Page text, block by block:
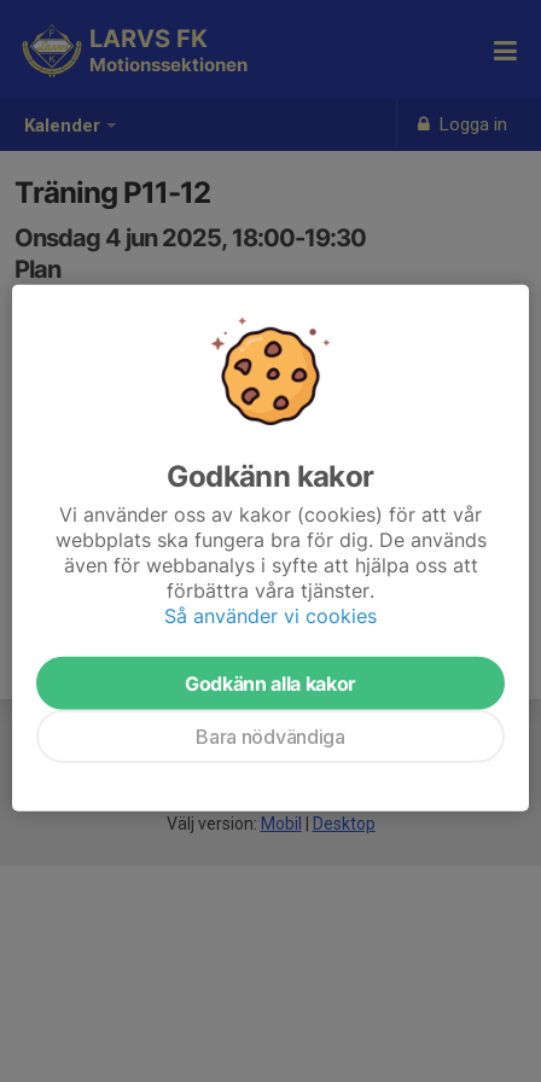
Kalender Logga in
LARVS FK
Motionssektionen
Träning P11-12
Onsdag 4 jun 2025, 18:00-19:30
Plan
Välj version: Mobil Desktop
Godkänn kakor
Vi använder oss av kakor (cookies) för att vår
webbplats ska fungera bra för dig. De används
även för webbanalys i syfte att hjälpa oss att
förbättra våra tjänster.
Så använder vi cookies
Godkänn alla kakor
Bara nödvändiga